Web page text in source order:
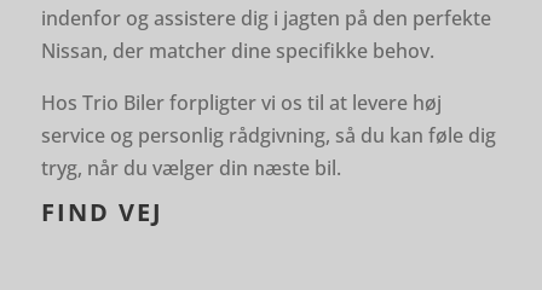
indenfor og assistere dig i jagten på den perfekte
Nissan, der matcher dine specifikke behov.
Hos Trio Biler forpligter vi os til at levere høj
service og personlig rådgivning, så du kan føle dig
tryg, når du vælger din næste bil.
FIND VEJ